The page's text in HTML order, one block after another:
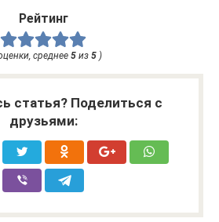
Рейтинг
среднее 5 из 5 )
статья? Поделиться с
друзьями: